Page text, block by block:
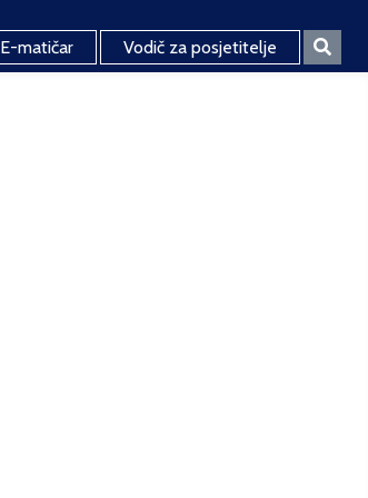
E-matičar Vodič za posjetitelje